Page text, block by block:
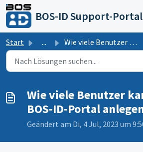
Zum hauptsächlichen Inhalt gehen
BOS-ID Support-Portal
Start ... Wie viele Benutzer kann ich im BOS-ID-Portal anlegen?
Wie viele Benutzer
BOS-ID-Portal
Geändert am Di, 4 Jul, 2023 um